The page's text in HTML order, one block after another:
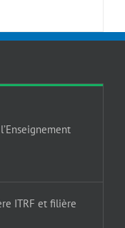
ITRF et filière